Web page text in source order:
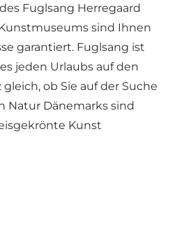
Fuglsang Herregaard
sind Ihnen
garantiert. Fuglsang ist
jeden Urlaubs auf den
ob Sie auf der Suche
Natur Dänemarks sind
Kunst